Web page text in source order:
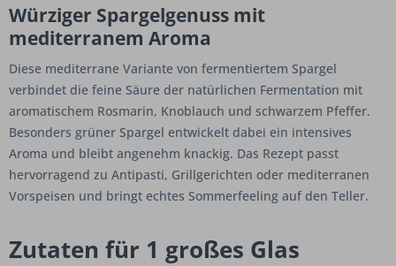
Würziger Spargelgenuss mit
mediterranem Aroma
Diese mediterrane Variante von fermentiertem Spargel
verbindet die feine Säure der natürlichen Fermentation mit
aromatischem Rosmarin, Knoblauch und schwarzem Pfeffer.
Besonders grüner Spargel entwickelt dabei ein intensives
Aroma und bleibt angenehm knackig. Das Rezept passt
hervorragend zu Antipasti, Grillgerichten oder mediterranen
Vorspeisen und bringt echtes Sommerfeeling auf den Teller.
Zutaten für 1 großes Glas